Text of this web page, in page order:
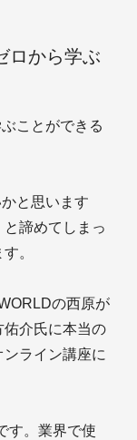
ロから学ぶ
ことができる
と思います
諦めてしまっ
。
の西原が
介氏に本当の
ライン講座に
す。業界で使